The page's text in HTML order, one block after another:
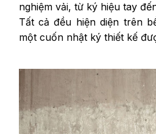
nghiệm vải, từ ký hiệu tay
Tất cả đều hiện diện trên
một cuốn nhật ký thiết kế